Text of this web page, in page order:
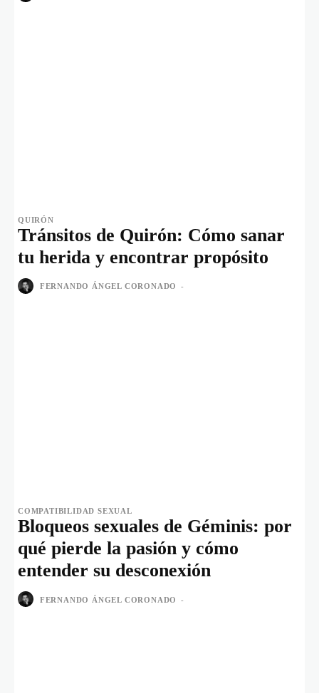
QUIRÓN
Tránsitos de Quirón: Cómo sanar
tu herida y encontrar propósito
FERNANDO ÁNGEL CORONADO -
COMPATIBILIDAD SEXUAL
Bloqueos sexuales de Géminis: por
qué pierde la pasión y cómo
entender su desconexión
FERNANDO ÁNGEL CORONADO -